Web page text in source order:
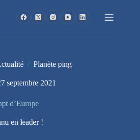
/ Planète ping
septembre 2021
d’Europe
en leader !